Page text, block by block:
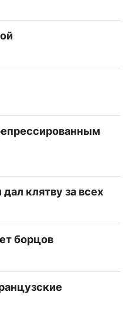
клятву за всех
борцов